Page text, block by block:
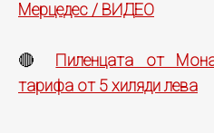
Мерцедес / ВИДЕО
🔴 Пиленцата от
тарифа от 5 хиляди лева